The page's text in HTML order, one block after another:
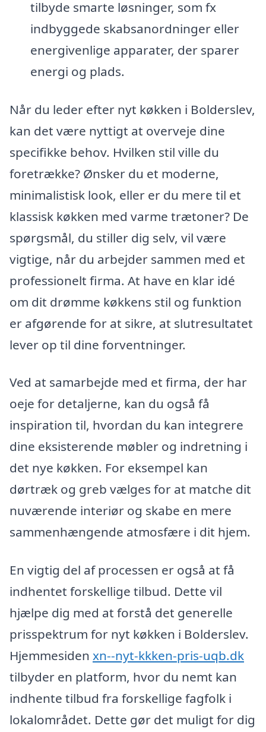
tilbyde smarte løsninger, som fx
indbyggede skabsanordninger eller
energivenlige apparater, der sparer
energi og plads.
Når du leder efter nyt køkken i Bolderslev,
kan det være nyttigt at overveje dine
specifikke behov. Hvilken stil ville du
foretrække? Ønsker du et moderne,
minimalistisk look, eller er du mere til et
klassisk køkken med varme trætoner? De
spørgsmål, du stiller dig selv, vil være
vigtige, når du arbejder sammen med et
professionelt firma. At have en klar idé
om dit drømme køkkens stil og funktion
er afgørende for at sikre, at slutresultatet
lever op til dine forventninger.
Ved at samarbejde med et firma, der har
oeje for detaljerne, kan du også få
inspiration til, hvordan du kan integrere
dine eksisterende møbler og indretning i
det nye køkken. For eksempel kan
dørtræk og greb vælges for at matche dit
nuværende interiør og skabe en mere
sammenhængende atmosfære i dit hjem.
En vigtig del af processen er også at få
indhentet forskellige tilbud. Dette vil
hjælpe dig med at forstå det generelle
prisspektrum for nyt køkken i Bolderslev.
Hjemmesiden xn--nyt-kkken-pris-uqb.dk
tilbyder en platform, hvor du nemt kan
indhente tilbud fra forskellige fagfolk i
lokalområdet. Dette gør det muligt for dig